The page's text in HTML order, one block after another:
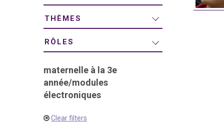
THÈMES
RÔLES
maternelle à la 3e
année/modules
électroniques
Clear filters